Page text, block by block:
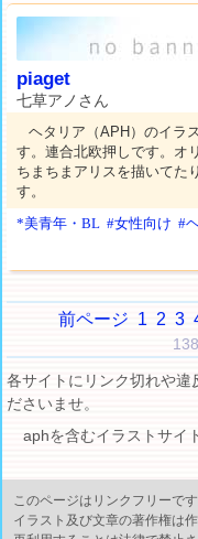
piaget
七草アノさん
ヘタリア（APH）のイラ
す。連合北欧押しです。オ
ちまちまアリスを描いてた
す。
*美青年・BL #女性向け #
前ページ 1 2 3
各サイトにリンク切れや違
ださいませ。
aphを含むイラストサイ
このページはリンクフリーで
イラスト及び文章の著作権は